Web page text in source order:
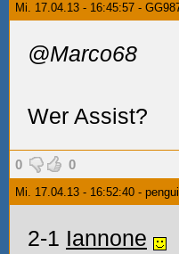
Mi. 17.04.13 - 16:45:57 -
@Marco68
Wer Assist?
0 0
Mi. 17.04.13 - 16:52:40 -
2-1 Iannone